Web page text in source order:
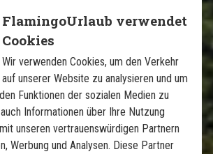
Strände und fantastisches
in einem schwimmenden
Dschungel
FlamingoUrlaub verwendet
Cookies
Wir verwenden Cookies, um den Verkehr
auf unserer Website zu analysieren und um
Funktionen der sozialen Medien zu
Informationen über Ihre Nutzung
unseren vertrauenswürdigen Partnern
Werbung und Analysen. Diese Partner